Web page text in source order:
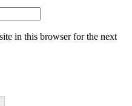
in this browser for the next